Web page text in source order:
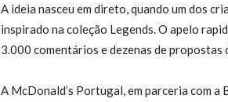
A ideia nasceu em direto, quando um dos
inspirado na coleção Legends. O apelo
3.000 comentários e dezenas de propostas
A McDonald’s Portugal, em parceria com a